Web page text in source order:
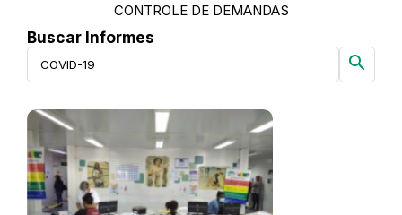
CONTROLE DE DEMANDAS
Buscar Informes
search